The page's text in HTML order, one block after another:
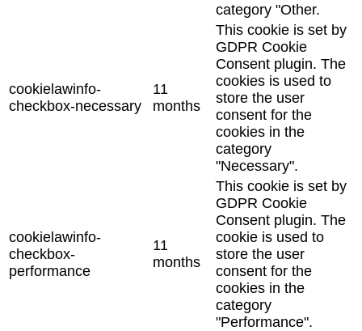
category "Other.
cookielawinfo-
checkbox-necessary
11
months
This cookie is set by
GDPR Cookie
Consent plugin. The
cookies is used to
store the user
consent for the
cookies in the
category
"Necessary".
cookielawinfo-
checkbox-
performance
11
months
This cookie is set by
GDPR Cookie
Consent plugin. The
cookie is used to
store the user
consent for the
cookies in the
category
"Performance".